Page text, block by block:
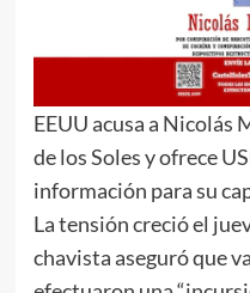
EEUU acusa a Nicolás
de los Soles y ofrece
información para su
La tensión creció el
chavista aseguró que